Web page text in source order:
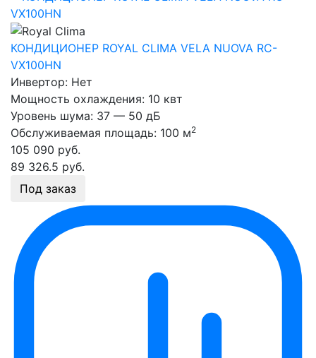
КОНДИЦИОНЕР ROYAL CLIMA VELA NUOVA RC-
VX100HN
Инвертор: Нет
Мощность охлаждения: 10 квт
Уровень шума: 37 — 50 дБ
Обслуживаемая площадь: 100 м2
105 090 руб.
89 326.5 руб.
Под заказ